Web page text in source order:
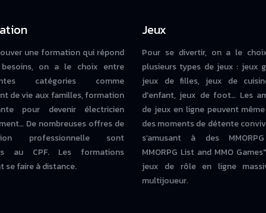
une formation qui répond
on a le choix entre
catégories comme
de vie aux familles, formation
pour devenir électricien
De nombreuses offres de
professionnelle sont
au CPF. Les formations
se faire à distance.
Jeux
Pour se divertir, on a le
plusieurs types de jeux : jeux
jeux de filles, jeux de
d'enfant, jeux de foot… Les
de jeux en ligne peuvent
des moments de détente
s’amusant à des
MMORPG List and MMO
jeux de rôle en ligne
multijoueur.